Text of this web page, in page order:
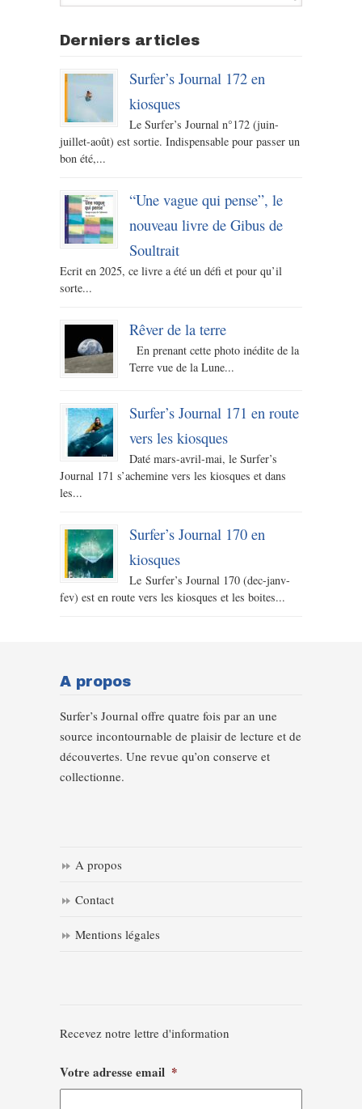
Derniers articles
Surfer’s Journal 172 en
kiosques
Le Surfer’s Journal n°172 (juin-
juillet-août) est sortie. Indispensable pour passer un
bon été,...
“Une vague qui pense”, le
nouveau livre de Gibus de
Soultrait
Ecrit en 2025, ce livre a été un défi et pour qu’il
sorte...
Rêver de la terre
En prenant cette photo inédite de la
Terre vue de la Lune...
Surfer’s Journal 171 en route
vers les kiosques
Daté mars-avril-mai, le Surfer’s
Journal 171 s’achemine vers les kiosques et dans
les...
Surfer’s Journal 170 en
kiosques
Le Surfer’s Journal 170 (dec-janv-
fev) est en route vers les kiosques et les boites...
A propos
Surfer’s Journal offre quatre fois par an une
source incontournable de plaisir de lecture et de
découvertes. Une revue qu’on conserve et
collectionne.
A propos
Contact
Mentions légales
Recevez notre lettre d'information
Votre adresse email *